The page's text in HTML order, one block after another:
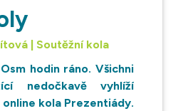
| Soutěžní kola
hodin ráno. Všichni
nedočkavě vyhlíží
kola Prezentiády.